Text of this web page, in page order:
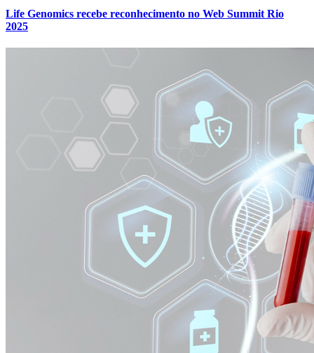
Life Genomics recebe reconhecimento no Web Summit Rio
2025